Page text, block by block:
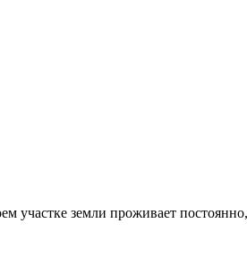
участке земли проживает